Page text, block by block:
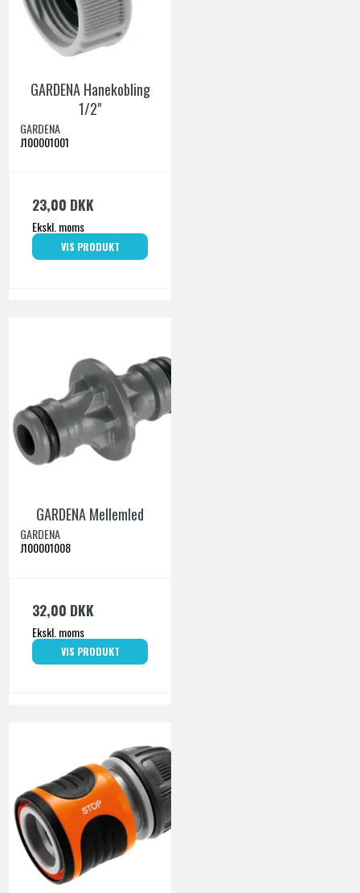
GARDENA Hanekobling
1/2"
GARDENA
J100001001
23,00 DKK
Ekskl. moms
VIS PRODUKT
GARDENA Mellemled
GARDENA
J100001008
32,00 DKK
Ekskl. moms
VIS PRODUKT